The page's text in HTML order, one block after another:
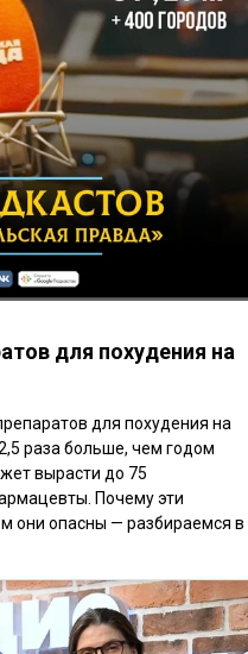
для похудения на
для похудения на
раза больше, чем годом
вырасти до 75
Почему эти
они опасны — разбираемся в